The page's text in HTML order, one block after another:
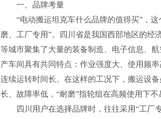
一、品牌考量
“电动搬运坦克车什么品牌的值得买”，
磨、工厂专用”。四川省是我国西部地区的
等城市聚集了大量的装备制造、电子信息、
产车间具有共同特点：作业强度大、使用频
连续运转时间长。在这样的工况下，搬运设
长、故障率低，“耐磨”指轮组在高频使用下不
四川用户在选择品牌时，往往采用“工厂